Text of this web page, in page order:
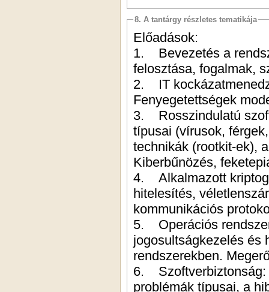
8. A tantárgy részletes tematikája
Előadások:
1. Bevezetés a
felosztása, fogalmak,
2. IT
Fenyegetettségek
3. Rosszindulatú
típusai (vírusok,
technikák (rootkit-ek),
Kiberbűnözés,
4. Alkalmazott
hitelesítés,
kommunikációs
5. Operációs
jogosultságkezelés és
rendszerekben.
6. Szoftverbiztonság:
problémák típusai, a